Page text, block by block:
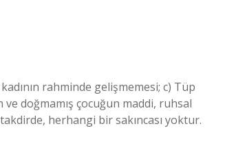
rahminde gelişmemesi; c) Tüp
doğmamış çocuğun maddi, ruhsal
herhangi bir sakıncası yoktur.